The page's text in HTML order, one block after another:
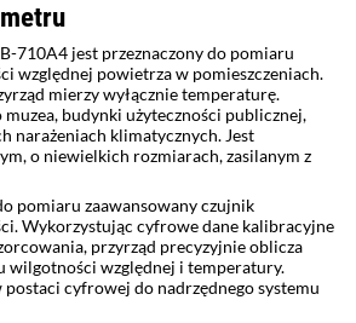
710A4 jest przeznaczony do pomiaru
względnej powietrza w pomieszczeniach.
mierzy wyłącznie temperaturę.
budynki użyteczności publicznej,
narażeniach klimatycznych. Jest
o niewielkich rozmiarach, zasilanym z
pomiaru zaawansowany czujnik
Wykorzystując cyfrowe dane kalibracyjne
przyrząd precyzyjnie oblicza
wilgotności względnej i temperatury.
postaci cyfrowej do nadrzędnego systemu